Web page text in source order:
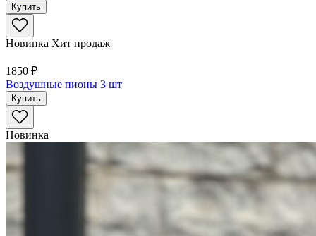
Купить
Новинка Хит продаж
1850 ₽
Воздушные пионы 3 шт
Купить
Новинка